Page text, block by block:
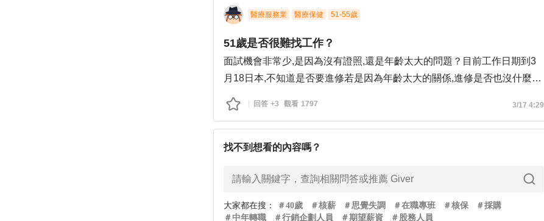
醫療服務業 醫療保健 51-55歲
51歲是否很難找工作？
面試機會非常少,是因為沒有證照,還是年齡太大的問題？目前工作日期到3
月18日本,不知道是否要進修若是因為年齡太大的關係,進修是否也沒什麼用
了
回答 +3 觀看 1797 3/17 4:29
找不到想看的內容嗎？
大家都在搜 ： ＃40歲 ＃核薪 ＃思覺失調 ＃在職專班 ＃核保 ＃採購
＃中年轉職 ＃行銷企劃人員 ＃期望薪資 ＃ 股務人員